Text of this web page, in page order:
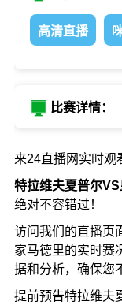
高清直播
比赛详情：
来24直播网实时观
特拉维夫夏普尔
绝对不容错过！
访问我们的直播页
家马德里的实时赛
据和分析，确保您
提前预告特拉维夫